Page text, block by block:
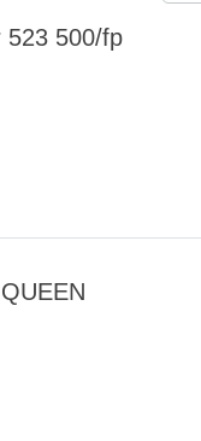
523 500/fp